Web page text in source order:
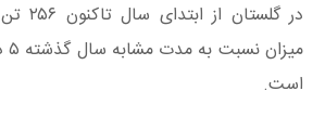
در
است.